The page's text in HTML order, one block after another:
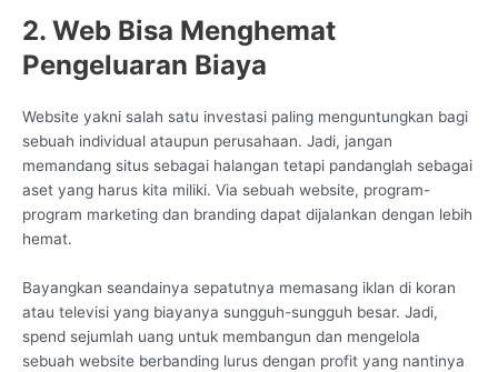
2. Web Bisa Menghemat
Pengeluaran Biaya
Website yakni salah satu investasi paling menguntungkan bagi
sebuah individual ataupun perusahaan. Jadi, jangan
memandang situs sebagai halangan tetapi pandanglah sebagai
aset yang harus kita miliki. Via sebuah website, program-
program marketing dan branding dapat dijalankan dengan lebih
hemat.
Bayangkan seandainya sepatutnya memasang iklan di koran
atau televisi yang biayanya sungguh-sungguh besar. Jadi,
spend sejumlah uang untuk membangun dan mengelola
sebuah website berbanding lurus dengan profit yang nantinya